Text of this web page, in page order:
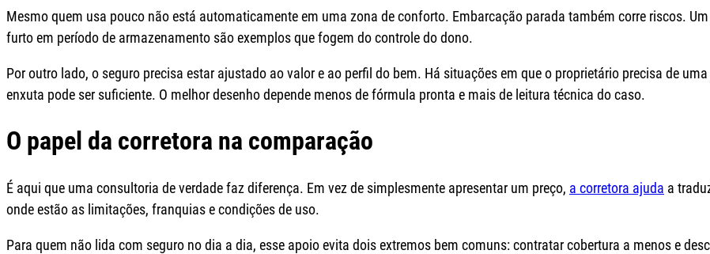
Mesmo quem usa pouco não está automaticamente em uma zona de conforto. Embarcação parada também corre riscos.
furto em período de armazenamento são exemplos que fogem do controle do dono.
Por outro lado, o seguro precisa estar ajustado ao valor e ao perfil do bem. Há situações em que o proprietário precisa de
enxuta pode ser suficiente. O melhor desenho depende menos de fórmula pronta e mais de leitura técnica do caso.
O papel da corretora na comparação
É aqui que uma consultoria de verdade faz diferença. Em vez de simplesmente apresentar um preço, a corretora ajuda a
onde estão as limitações, franquias e condições de uso.
Para quem não lida com seguro no dia a dia, esse apoio evita dois extremos bem comuns: contratar cobertura a menos e